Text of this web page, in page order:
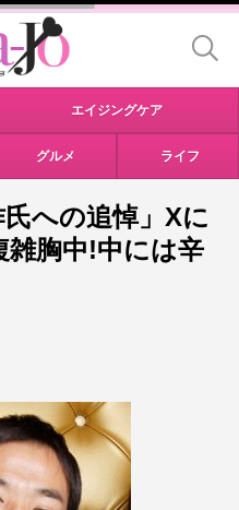
エイジングケア
グルメ ライフ
への追悼」Xに
胸中!中には辛